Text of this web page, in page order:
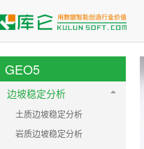
GEO5
边坡稳定分析
土质边坡稳定分析
岩质边坡稳定分析